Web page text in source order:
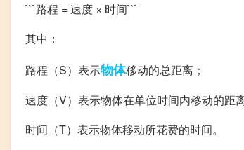
```路程 = 速度 × 时间```
其中：
路程（S）表示物体移动的总距离；
速度（V）表示物体在单位时间内移动的距
时间（T）表示物体移动所花费的时间。